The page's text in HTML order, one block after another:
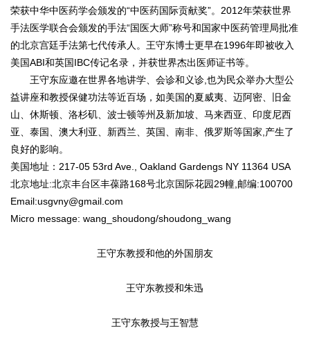
荣获中华中医药学会颁发的“中医药国际贡献奖”。2012年荣获世界
手法医学联合会颁发的手法“国医大师”称号和国家中医药管理局批准
的北京宫廷手法第七代传承人。王守东博士更早在1996年即被收入
美国ABI和英国IBC传记名录，并获世界杰出医师证书等。
王守东应邀在世界各地讲学、会诊和义诊,也为民众举办大型公
益讲座和教授保健功法等近百场，如美国的夏威夷、迈阿密、旧金
山、休斯顿、洛杉矶、波士顿等州及新加坡、马来西亚、印度尼西
亚、泰国、澳大利亚、新西兰、英国、南非、俄罗斯等国家,产生了
良好的影响。
美国地址：217-05 53rd Ave., Oakland Gardengs NY 11364 USA
北京地址:北京丰台区丰葆路168号北京国际花园29幢,邮编:100700
Email:usgvny@gmail.com
Micro message: wang_shoudong/shoudong_wang
王守东教授和他的外国朋友
王守东教授和朱迅
王守东教授与王智慧